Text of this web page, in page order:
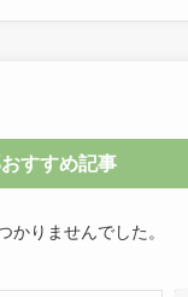
すすめ記事
かりませんでした。